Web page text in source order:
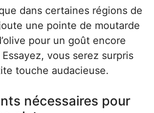
dans certaines régions de
une pointe de moutarde
pour un goût encore
vous serez surpris
touche audacieuse.
nécessaires pour